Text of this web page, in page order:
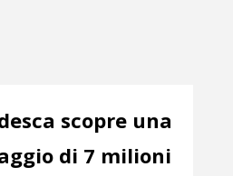
scopre una
di 7 milioni